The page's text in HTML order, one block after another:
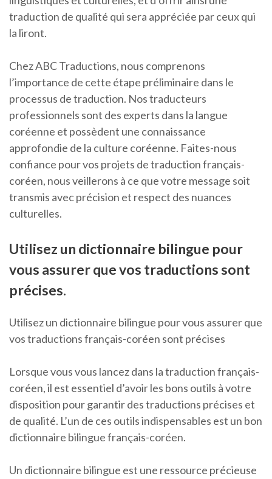
traduction de qualité qui sera appréciée par ceux qui
la liront.
Chez ABC Traductions, nous comprenons
l’importance de cette étape préliminaire dans le
processus de traduction. Nos traducteurs
professionnels sont des experts dans la langue
coréenne et possèdent une connaissance
approfondie de la culture coréenne. Faites-nous
confiance pour vos projets de traduction français-
coréen, nous veillerons à ce que votre message soit
transmis avec précision et respect des nuances
culturelles.
Utilisez un dictionnaire bilingue pour
vous assurer que vos traductions sont
précises.
Utilisez un dictionnaire bilingue pour vous assurer que
vos traductions français-coréen sont précises
Lorsque vous vous lancez dans la traduction français-
coréen, il est essentiel d’avoir les bons outils à votre
disposition pour garantir des traductions précises et
de qualité. L’un de ces outils indispensables est un bon
dictionnaire bilingue français-coréen.
Un dictionnaire bilingue est une ressource précieuse